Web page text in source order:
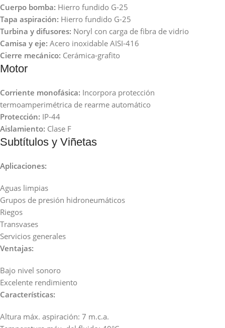
Cuerpo bomba: Hierro fundido G-25
Tapa aspiración: Hierro fundido G-25
Turbina y difusores: Noryl con carga de fibra de vidrio
Camisa y eje: Acero inoxidable AISI-416
Cierre mecánico: Cerámica-grafito
Motor
Corriente monofásica: Incorpora protección
termoamperimétrica de rearme automático
Protección: IP-44
Aislamiento: Clase F
Subtítulos y Viñetas
Aplicaciones:
Aguas limpias
Grupos de presión hidroneumáticos
Riegos
Transvases
Servicios generales
Ventajas:
Bajo nivel sonoro
Excelente rendimiento
Características:
Altura máx. aspiración: 7 m.c.a.